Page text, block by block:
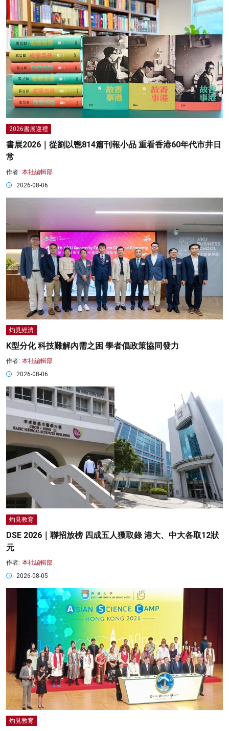
2026書展巡禮
書展2026｜從劉以鬯814篇刊報小品 重看香港60年代市井日
常
作者: 本社編輯部
2026-08-06
灼見經濟
K型分化 科技難解內需之困 學者倡政策協同發力
作者: 本社編輯部
2026-08-06
灼見教育
DSE 2026｜聯招放榜 四成五人獲取錄 港大、中大各取12狀
元
作者: 本社編輯部
2026-08-05
灼見教育